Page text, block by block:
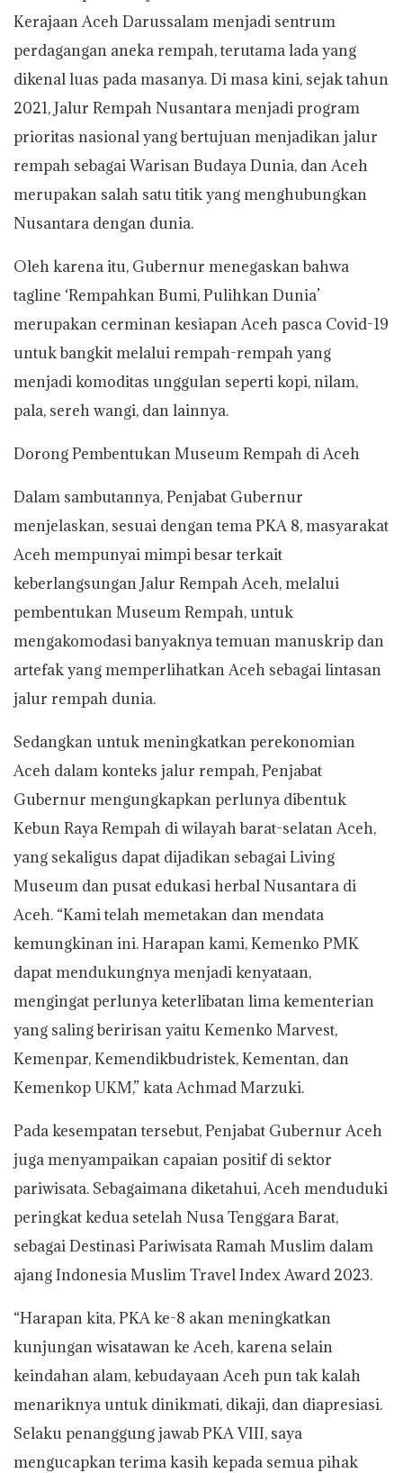
Kerajaan Aceh Darussalam menjadi sentrum
perdagangan aneka rempah, terutama lada yang
dikenal luas pada masanya. Di masa kini, sejak tahun
2021, Jalur Rempah Nusantara menjadi program
prioritas nasional yang bertujuan menjadikan jalur
rempah sebagai Warisan Budaya Dunia, dan Aceh
merupakan salah satu titik yang menghubungkan
Nusantara dengan dunia.
Oleh karena itu, Gubernur menegaskan bahwa
tagline ‘Rempahkan Bumi, Pulihkan Dunia’
merupakan cerminan kesiapan Aceh pasca Covid-19
untuk bangkit melalui rempah-rempah yang
menjadi komoditas unggulan seperti kopi, nilam,
pala, sereh wangi, dan lainnya.
Dorong Pembentukan Museum Rempah di Aceh
Dalam sambutannya, Penjabat Gubernur
menjelaskan, sesuai dengan tema PKA 8, masyarakat
Aceh mempunyai mimpi besar terkait
keberlangsungan Jalur Rempah Aceh, melalui
pembentukan Museum Rempah, untuk
mengakomodasi banyaknya temuan manuskrip dan
artefak yang memperlihatkan Aceh sebagai lintasan
jalur rempah dunia.
Sedangkan untuk meningkatkan perekonomian
Aceh dalam konteks jalur rempah, Penjabat
Gubernur mengungkapkan perlunya dibentuk
Kebun Raya Rempah di wilayah barat-selatan Aceh,
yang sekaligus dapat dijadikan sebagai Living
Museum dan pusat edukasi herbal Nusantara di
Aceh. “Kami telah memetakan dan mendata
kemungkinan ini. Harapan kami, Kemenko PMK
dapat mendukungnya menjadi kenyataan,
mengingat perlunya keterlibatan lima kementerian
yang saling beririsan yaitu Kemenko Marvest,
Kemenpar, Kemendikbudristek, Kementan, dan
Kemenkop UKM,” kata Achmad Marzuki.
Pada kesempatan tersebut, Penjabat Gubernur Aceh
juga menyampaikan capaian positif di sektor
pariwisata. Sebagaimana diketahui, Aceh menduduki
peringkat kedua setelah Nusa Tenggara Barat,
sebagai Destinasi Pariwisata Ramah Muslim dalam
ajang Indonesia Muslim Travel Index Award 2023.
“Harapan kita, PKA ke-8 akan meningkatkan
kunjungan wisatawan ke Aceh, karena selain
keindahan alam, kebudayaan Aceh pun tak kalah
menariknya untuk dinikmati, dikaji, dan diapresiasi.
Selaku penanggung jawab PKA VIII, saya
mengucapkan terima kasih kepada semua pihak